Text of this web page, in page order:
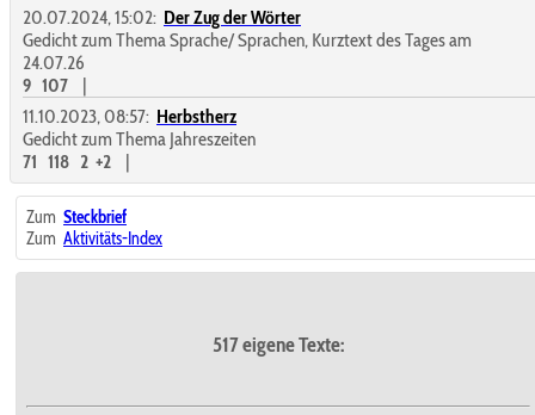
20.07.2024, 15:02: Der Zug der Wörter
Gedicht zum Thema Sprache/ Sprachen, Kurztext des Tages am
24.07.26
9 107
|
11.10.2023, 08:57: Herbstherz
Gedicht zum Thema Jahreszeiten
71 118 2 +2 |
Zum Steckbrief
Zum Aktivitäts-Index
517 eigene Texte: